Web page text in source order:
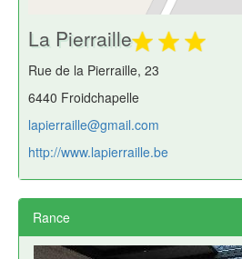
La Pierraille
Rue de la Pierraille, 23
6440 Froidchapelle
lapierraille@gmail.com
http://www.lapierraille.be
Rance